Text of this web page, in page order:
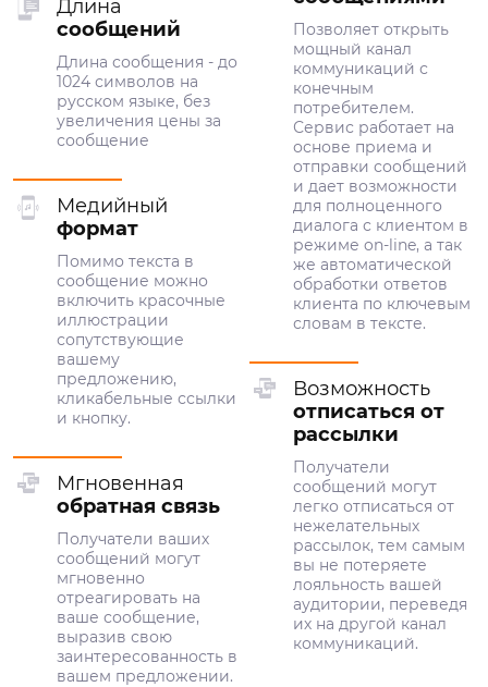
Длина
сообщений
Длина сообщения - до
1024 символов на
русском языке, без
увеличения цены за
сообщение
Медийный
формат
Помимо текста в
сообщение можно
включить красочные
иллюстрации
сопутствующие
вашему
предложению,
кликабельные ссылки
и кнопку.
Мгновенная
обратная связь
Получатели ваших
сообщений могут
мгновенно
отреагировать на
ваше сообщение,
выразив свою
заинтересованность в
вашем предложении.
Позволяет открыть
мощный канал
коммуникаций с
конечным
потребителем.
Сервис работает на
основе приема и
отправки сообщений
и дает возможности
для полноценного
диалога с клиентом в
режиме on-line, а так
же автоматической
обработки ответов
клиента по ключевым
словам в тексте.
Возможность
отписаться от
рассылки
Получатели
сообщений могут
легко отписаться от
нежелательных
рассылок, тем самым
вы не потеряете
лояльность вашей
аудитории, переведя
их на другой канал
коммуникаций.